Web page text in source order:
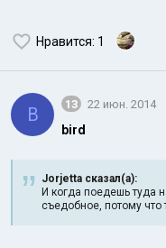
Нравится: 1
B 13 22 июн. 2014
bird
Jorjetta сказал(а):
И когда поедешь туда
съедобное, потому что